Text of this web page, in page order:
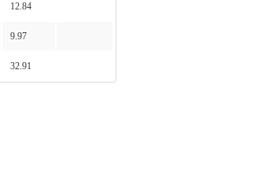
12.84
9.97
32.91